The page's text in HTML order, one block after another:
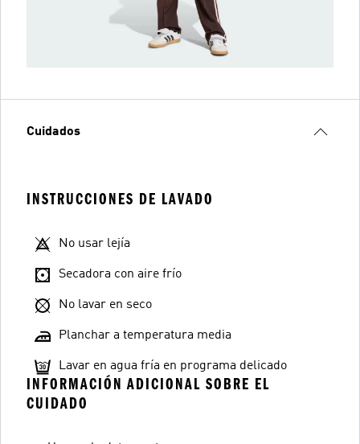
Cuidados
INSTRUCCIONES DE LAVADO
No usar lejía
Secadora con aire frío
No lavar en seco
Planchar a temperatura media
Lavar en agua fría en programa delicado
INFORMACIÓN ADICIONAL SOBRE EL
CUIDADO